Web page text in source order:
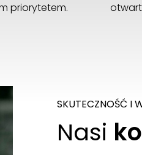
priorytetem.
SKUTECZNOŚĆ I
Nasi